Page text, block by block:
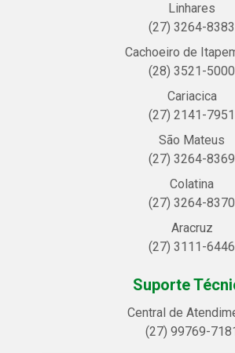
Linhares
(27) 3264-8383
Cachoeiro de
(28) 3521-5000
Cariacica
(27) 2141-7951
São Mateus
(27) 3264-8369
Colatina
(27) 3264-8370
Aracruz
(27) 3111-6446
Suporte
Central de
(27) 99769-